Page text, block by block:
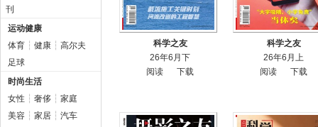
刊
运动健康
体育 ┆ 健康 ┆ 高尔夫
足球
时尚生活
女性 ┆ 奢侈 ┆ 家庭
美容 ┆ 家居 ┆ 汽车
科学之友
26年6月下
阅读
下载
科学之友
26年6月上
阅读
下载